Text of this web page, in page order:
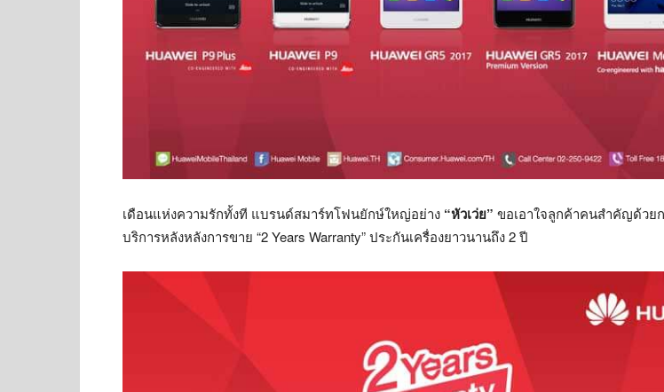
เดือนแห่งความรักทั้งที แบรนด์สมาร์ทโฟนยักษ์ใหญ่อย่าง “หัวเว่ย” ขอเอาใจลูกค้าคนสำคัญด้วย
บริการหลังหลังการขาย “2 Years Warranty” ประกันเครื่องยาวนานถึง 2 ปี